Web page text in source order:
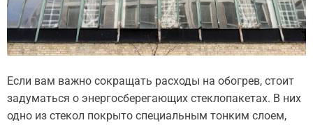
Если вам важно сокращать расходы на обогрев, стоит
задуматься о энергосберегающих стеклопакетах. В них
одно из стекол покрыто специальным тонким слоем,